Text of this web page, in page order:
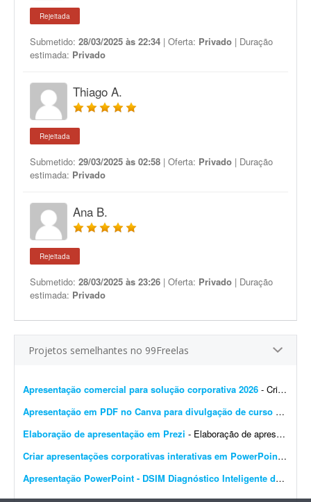
Rejeitada
Submetido: 28/03/2025 às 22:34 | Oferta: Privado | Duração
estimada: Privado
Thiago A.
Rejeitada
Submetido: 29/03/2025 às 02:58 | Oferta: Privado | Duração
estimada: Privado
Ana B.
Rejeitada
Submetido: 28/03/2025 às 23:26 | Oferta: Privado | Duração
estimada: Privado
Projetos semelhantes no 99Freelas
Apresentação comercial para solução corporativa 2026 - Criação de apresentação para venda de solução corporativa em 2026. Aproximadamente 15 a 17 slides. Sumarizar as informações de forma estrat...
Apresentação em PDF no Canva para divulgação de curso de estética
Elaboração de apresentação em Prezi - Elaboração de apresentação em Prezi. O que será disponibilizado para você? 1. Você terá acesso a um arquivo com os tópicos da apresenta...
Criar apresentações corporativas interativas em PowerPoint
-
Apresentação PowerPoint - DSIM Diagnóstico Inteligente de Selos Mecânicos